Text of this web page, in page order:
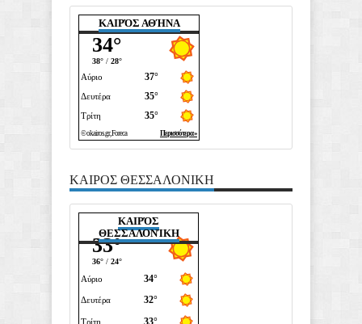
ΚΑΙΡΌΣ ΑΘΉΝΑ
ΚΑΙΡΟΣ ΘΕΣΣΑΛΟΝΙΚΗ
ΚΑΙΡΌΣ
ΘΕΣΣΑΛΟΝΊΚΗ